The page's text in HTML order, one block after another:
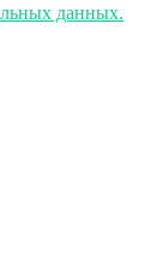
данных.